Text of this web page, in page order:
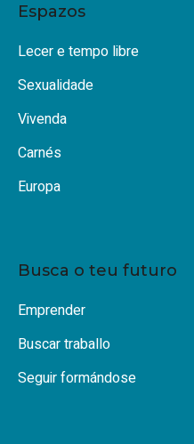
Espazos
Lecer e tempo libre
Sexualidade
Vivenda
Carnés
Europa
Busca o teu futuro
Emprender
Buscar traballo
Seguir formándose